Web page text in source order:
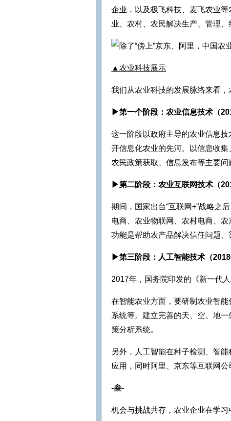
企业，以及极飞科技、麦飞农业
业、农村、农民解决生产、管理、
▲农业科技展示
我们从农业科技的发展脉络来看，
▶第一个阶段：农业信息技术（
这一阶段以政府主导的农业信息
开信息化农业的先河。以信息收
农民政策获取、信息发布等主要问
▶第二阶段：农业互联网技术（
期间，国家出台“互联网+”战略之
电商、农业物联网、农村电商、
功能是帮助农产品解决信任问题、
▶第三阶段：人工智能技术（2018
2017年，国务院印发的《新一代
在智能农业方面，要研制农业智
系统等。建立完善的天、空、地
策分析系统。
另外，人工智能在种子检测、智
应用，同时阿里、京东等互联网
-叁-
机会与挑战共存，农业企业在学习